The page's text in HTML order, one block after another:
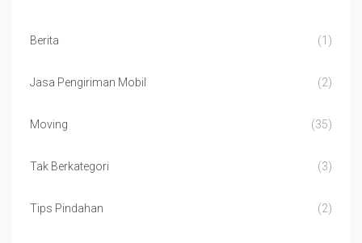
Berita (1)
Jasa Pengiriman Mobil (2)
Moving (35)
Tak Berkategori (3)
Tips Pindahan (2)